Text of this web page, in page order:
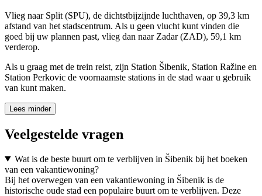
Vlieg naar Split (SPU), de dichtstbijzijnde luchthaven, op 39,3 km
afstand van het stadscentrum. Als u geen vlucht kunt vinden die
goed bij uw plannen past, vlieg dan naar Zadar (ZAD), 59,1 km
verderop.
Als u graag met de trein reist, zijn Station Šibenik, Station Ražine en
Station Perkovic de voornaamste stations in de stad waar u gebruik
van kunt maken.
Lees minder
Veelgestelde vragen
Wat is de beste buurt om te verblijven in Šibenik bij het boeken
van een vakantiewoning?
Bij het overwegen van een vakantiewoning in Šibenik is de
historische oude stad een populaire buurt om te verblijven. Deze